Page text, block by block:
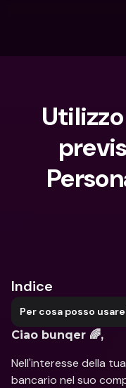
Indice
Ciao bunqer 🌈,
Nell'interesse della
bancario nel suo